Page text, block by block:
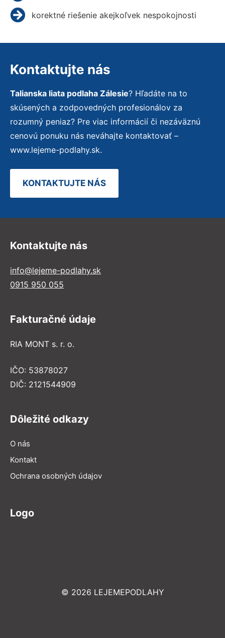
korektné riešenie akejkoľvek nespokojnosti
Kontaktujte nás
Talianska liata podlaha Zálesie? Hľadáte na to
skúsených a zodpovedných profesionálov za
rozumný peniaz? Pre viac informácií či nezáväznú
cenovú ponuku nás neváhajte kontaktovať –
www.lejeme-podlahy.sk.
KONTAKTUJTE NÁS
Kontaktujte nás
info@lejeme-podlahy.sk
0915 950 055
Fakturačné údaje
RIA MONT s. r. o.
IČO: 53878027
DIČ: 2121544909
Dôležité odkazy
O nás
Kontakt
Ochrana osobných údajov
Logo
© 2026 LEJEMEPODLAHY